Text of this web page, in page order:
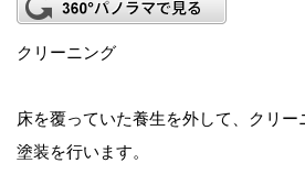
クリーニング
床を覆っていた養生を外して、クリ
塗装を行います。